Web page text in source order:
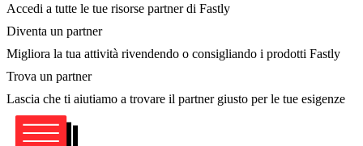
Accedi a tutte le tue risorse partner di Fastly
Diventa un partner
Migliora la tua attività rivendendo o consigliando i prodotti Fastly
Trova un partner
Lascia che ti aiutiamo a trovare il partner giusto per le tue esigenze